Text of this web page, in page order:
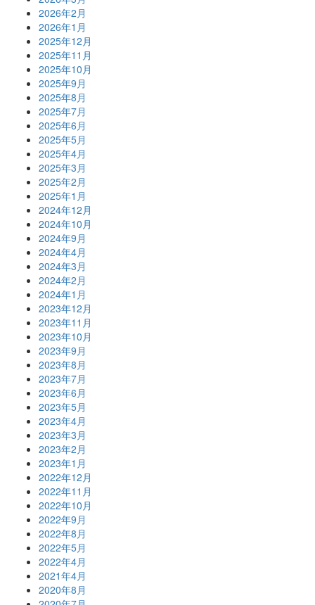
2026年2月
2026年1月
2025年12月
2025年11月
2025年10月
2025年9月
2025年8月
2025年7月
2025年6月
2025年5月
2025年4月
2025年3月
2025年2月
2025年1月
2024年12月
2024年10月
2024年9月
2024年4月
2024年3月
2024年2月
2024年1月
2023年12月
2023年11月
2023年10月
2023年9月
2023年8月
2023年7月
2023年6月
2023年5月
2023年4月
2023年3月
2023年2月
2023年1月
2022年12月
2022年11月
2022年10月
2022年9月
2022年8月
2022年5月
2022年4月
2021年4月
2020年8月